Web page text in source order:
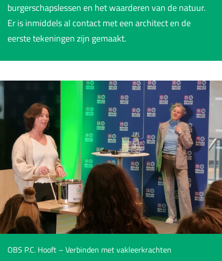
burgerschapslessen en het waarderen van de natuur.
Er is inmiddels al contact met een architect en de
eerste tekeningen zijn gemaakt.
OBS P.C. Hooft – Verbinden met vakleerkrachten